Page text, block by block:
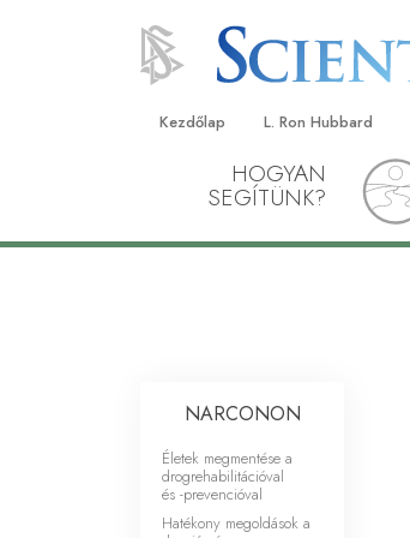
Kezdőlap L. Ron Hubbard
HOGYAN
SEGÍTÜNK?
NARCONON
Életek megmentése a
drogrehabilitációval
és -prevencióval
Hatékony megoldások a